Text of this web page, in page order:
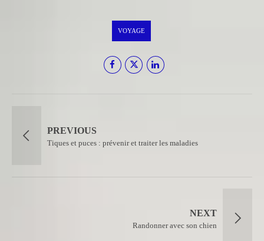
VOYAGE
PREVIOUS
Tiques et puces : prévenir et traiter les maladies
NEXT
Randonner avec son chien